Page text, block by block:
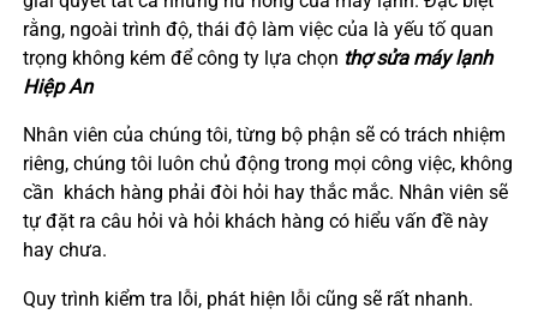
rằng, ngoài trình độ, thái độ làm việc của là yếu tố quan
trọng không kém để công ty lựa chọn thợ sửa máy lạnh
Hiệp An
Nhân viên của chúng tôi, từng bộ phận sẽ có trách nhiệm
riêng, chúng tôi luôn chủ động trong mọi công việc, không
cần khách hàng phải đòi hỏi hay thắc mắc. Nhân viên sẽ
tự đặt ra câu hỏi và hỏi khách hàng có hiểu vấn đề này
hay chưa.
Quy trình kiểm tra lỗi, phát hiện lỗi cũng sẽ rất nhanh.